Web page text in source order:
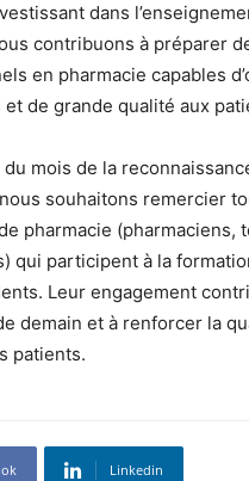
dans
contribuons à préparer
en pharmacie capables
de grande qualité aux
du mois de la
souhaitons remercier
pharmacie (pharmaciens,
qui participent à la
Leur engagement
demain et à renforcer la
patients.
Linkedin